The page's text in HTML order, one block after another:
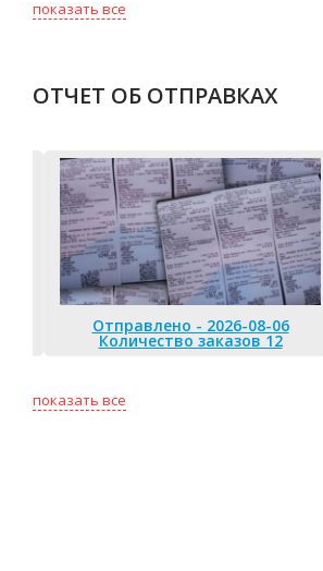
показать все
ОТЧЕТ ОБ ОТПРАВКАХ
Отправлено - 2026-08-06
Количество заказов 12
показать все